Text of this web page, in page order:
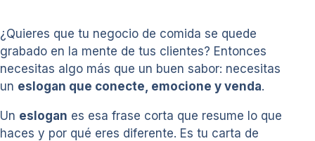
¿Quieres que tu negocio de comida se quede
grabado en la mente de tus clientes? Entonces
necesitas algo más que un buen sabor: necesitas
un eslogan que conecte, emocione y venda.
Un eslogan es esa frase corta que resume lo que
haces y por qué eres diferente. Es tu carta de